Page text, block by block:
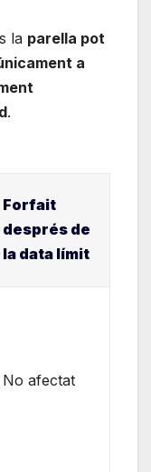
la parella pot
a
.
Forfait
després de
la data límit
No afectat